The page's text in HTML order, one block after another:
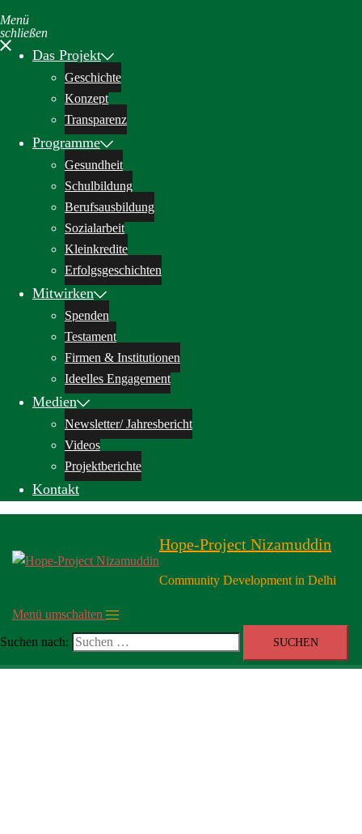
Menü
schließen
Das Projekt
Geschichte
Konzept
Transparenz
Programme
Gesundheit
Schulbildung
Berufsausbildung
Sozialarbeit
Kleinkredite
Erfolgsgeschichten
Mitwirken
Spenden
Testament
Firmen & Institutionen
Ideelles Engagement
Medien
Newsletter/ Jahresbericht
Videos
Projektberichte
Kontakt
Hope-Project Nizamuddin
Community Development in Delhi
Menü umschalten
Suchen nach: